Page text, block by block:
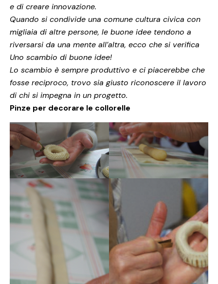
e di creare innovazione.
Quando si condivide una comune cultura civica con
migliaia di altre persone, le buone idee tendono a
riversarsi da una mente all’altra, ecco che si verifica
Uno scambio di buone idee!
Lo scambio è sempre produttivo e ci piacerebbe che
fosse reciproco, trovo sia giusto riconoscere il lavoro
di chi si impegna in un progetto.
Pinze per decorare le collorelle